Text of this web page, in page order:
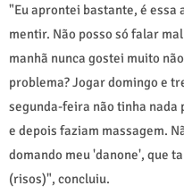
"Eu aprontei bastante, é essa
mentir. Não posso só falar
manhã nunca gostei muito
problema? Jogar domingo e
segunda-feira não tinha
e depois faziam massagem.
domando meu 'danone', que
(risos)", concluiu.